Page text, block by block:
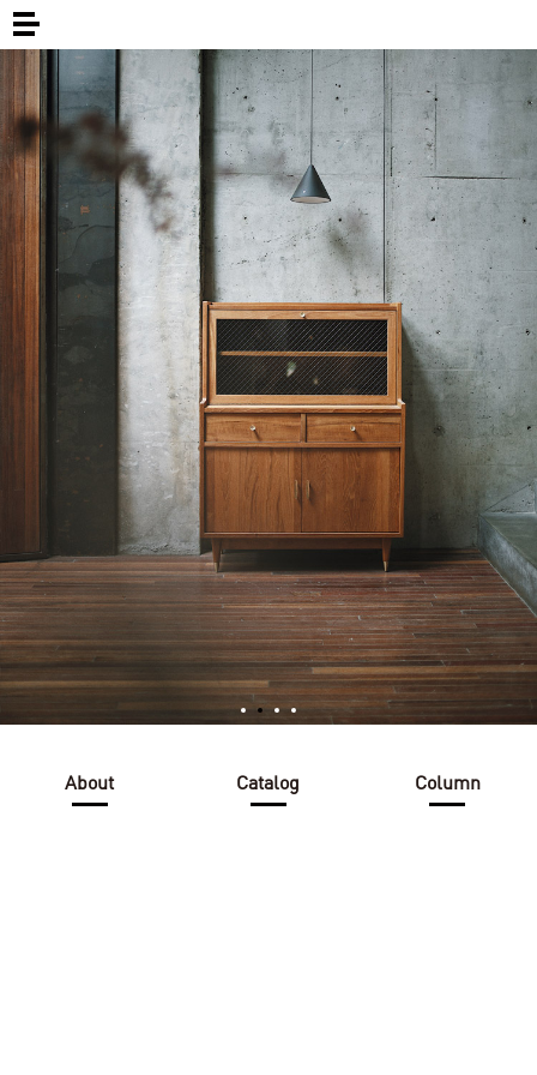
About Catalog Column